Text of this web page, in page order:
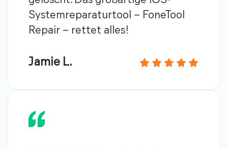
Systemreparaturtool – FoneTool
Repair – rettet alles!
Jamie L.